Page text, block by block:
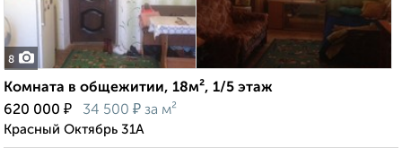
8
Комната в общежитии, 18м², 1/5 этаж
620 000 ₽ 34 500 ₽ за м²
Красный Октябрь 31А